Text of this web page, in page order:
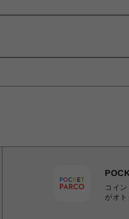
コイ
がオト